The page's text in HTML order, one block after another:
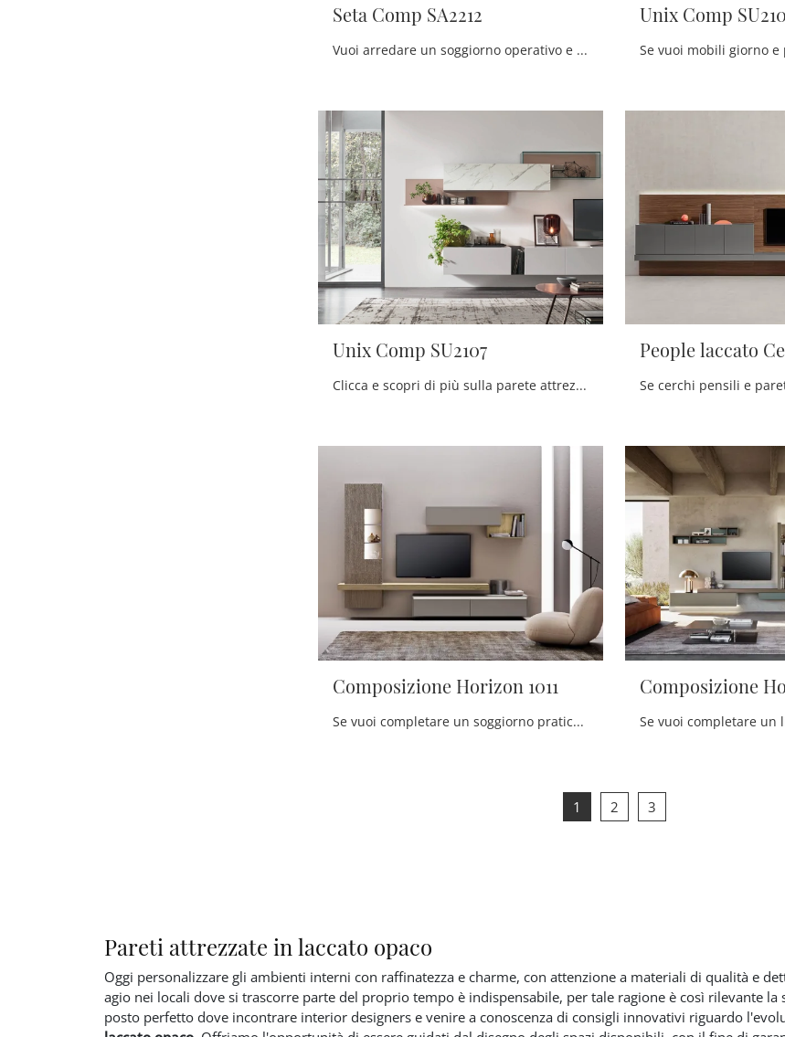
Seta Comp SA2212
Vuoi arredare un soggiorno operativo e pratico? Ti presentiamo la parete attrezzata Seta Comp SA2212 Maronese dalle linee decise moderne.
Unix Comp
Unix Comp SU2107
Clicca e scopri di più sulla parete attrezzata Unix Comp SU2107 della firma Maronese: è la soluzione dalle linee moderne ideale per te.
People laccato
Composizione Horizon 1011
Se vuoi completare un soggiorno pratico e operativo dalle linee moderne, ecco a te la parete attrezzata Composizione Horizon 1011 Mobilgam.
Composizione
1 2 3
Pareti attrezzate in laccato opaco
Oggi personalizzare gli ambienti interni con raffinatezza e charme, con attenzione a materiali di qualità e
agio nei locali dove si trascorre parte del proprio tempo è indispensabile, per tale ragione è così rilevante
posto perfetto dove incontrare interior designers e venire a conoscenza di consigli innovativi riguardo